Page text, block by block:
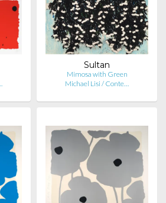
Sultan
Mimosa with Green
Michael Lisi / Conte…